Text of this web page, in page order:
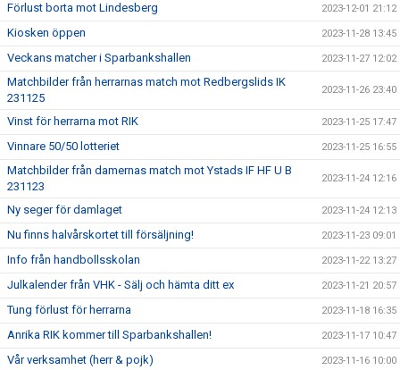
Förlust borta mot Lindesberg 2023-12-01 21:12
Kiosken öppen 2023-11-28 13:45
Veckans matcher i Sparbankshallen 2023-11-27 12:02
Matchbilder från herrarnas match mot Redbergslids IK
231125
2023-11-26 23:40
Vinst för herrarna mot RIK 2023-11-25 17:47
Vinnare 50/50 lotteriet 2023-11-25 16:55
Matchbilder från damernas match mot Ystads IF HF U B
231123
2023-11-24 12:16
Ny seger för damlaget 2023-11-24 12:13
Nu finns halvårskortet till försäljning! 2023-11-23 09:01
Info från handbollsskolan 2023-11-22 13:27
Julkalender från VHK - Sälj och hämta ditt ex 2023-11-21 20:57
Tung förlust för herrarna 2023-11-18 16:35
Anrika RIK kommer till Sparbankshallen! 2023-11-17 10:47
Vår verksamhet (herr & pojk) 2023-11-16 10:00